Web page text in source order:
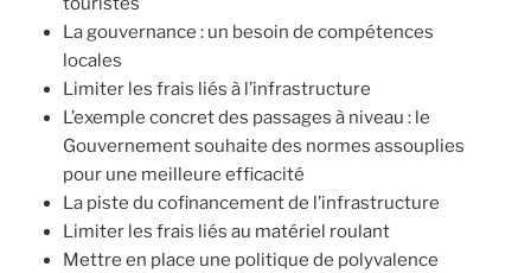
La gouvernance : un besoin de compétences
locales
Limiter les frais liés à l’infrastructure
L’exemple concret des passages à niveau : le
Gouvernement souhaite des normes assouplies
pour une meilleure efficacité
La piste du cofinancement de l’infrastructure
Limiter les frais liés au matériel roulant
Mettre en place une politique de polyvalence